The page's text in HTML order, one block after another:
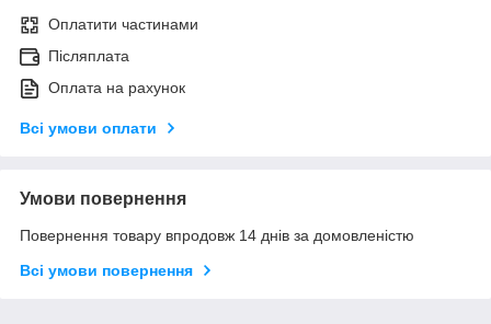
Оплатити частинами
Післяплата
Оплата на рахунок
Всі умови оплати
Умови повернення
Повернення товару впродовж 14 днів за домовленістю
Всі умови повернення